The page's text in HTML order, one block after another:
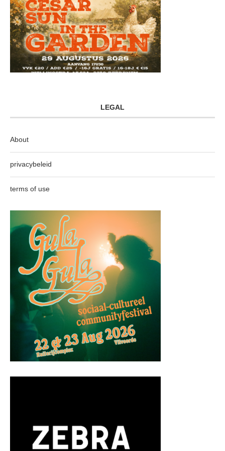
LEGAL
About
privacybeleid
terms of use